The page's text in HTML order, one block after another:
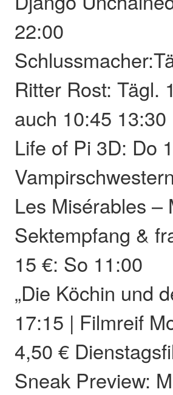
22:00
Ritter Rost: Tägl.
auch 10:45 13:30
Life of Pi 3D: Do
Les Misérables –
Sektempfang &
15 €: So 11:00
„Die Köchin und
17:15 | Filmreif
4,50 €
Sneak Preview: